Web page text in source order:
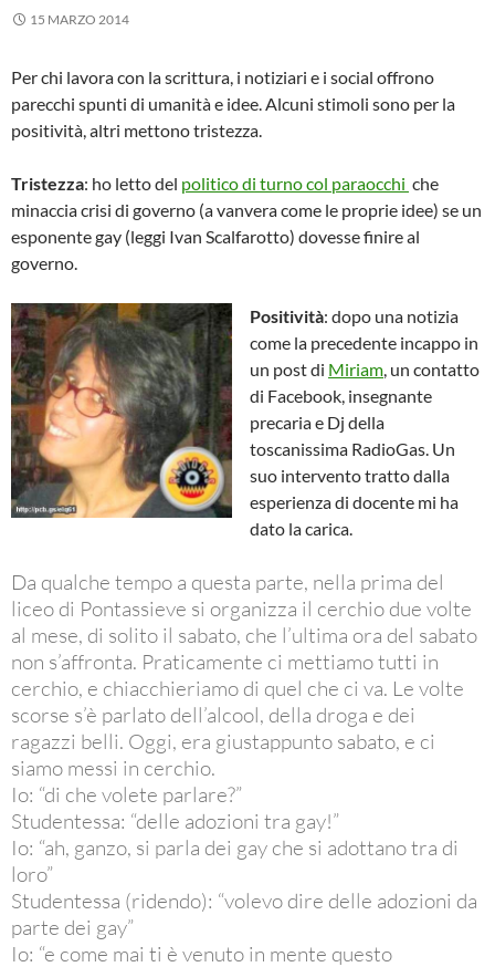
15 MARZO 2014
Per chi lavora con la scrittura, i notiziari e i social offrono
parecchi spunti di umanità e idee. Alcuni stimoli sono per la
positività, altri mettono tristezza.
Tristezza: ho letto del politico di turno col paraocchi che
minaccia crisi di governo (a vanvera come le proprie idee) se un
esponente gay (leggi Ivan Scalfarotto) dovesse finire al
governo.
Positività: dopo una notizia
come la precedente incappo in
un post di Miriam, un contatto
di Facebook, insegnante
precaria e Dj della
toscanissima RadioGas. Un
suo intervento tratto dalla
esperienza di docente mi ha
dato la carica.
Da qualche tempo a questa parte, nella prima del
liceo di Pontassieve si organizza il cerchio due volte
al mese, di solito il sabato, che l’ultima ora del sabato
non s’affronta. Praticamente ci mettiamo tutti in
cerchio, e chiacchieriamo di quel che ci va. Le volte
scorse s’è parlato dell’alcool, della droga e dei
ragazzi belli. Oggi, era giustappunto sabato, e ci
siamo messi in cerchio.
Io: “di che volete parlare?”
Studentessa: “delle adozioni tra gay!”
Io: “ah, ganzo, si parla dei gay che si adottano tra di
loro”
Studentessa (ridendo): “volevo dire delle adozioni da
parte dei gay”
Io: “e come mai ti è venuto in mente questo